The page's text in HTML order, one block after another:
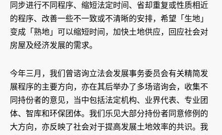
同步进行不同程序、缩短法定时间、省却重复或性质相近
的程序、改善一些不一致或不清晰的安排，希望「生地」
变成「熟地」可以缩短时间，加快土地供应，回应社会对
房屋及经济发展的需求。
今年三月，我们曾谘询立法会发展事务委员会有关精简发
展程序的主要方向，亦在其后举办了多场谘询会，收集不
同持份者的意见，当中包括法定机构、业界代表、专业团
体、智库和环保团体。我们乐见大部分持份者同意修例的
大方向，亦反映了社会对于提高发展土地效率的共识。我